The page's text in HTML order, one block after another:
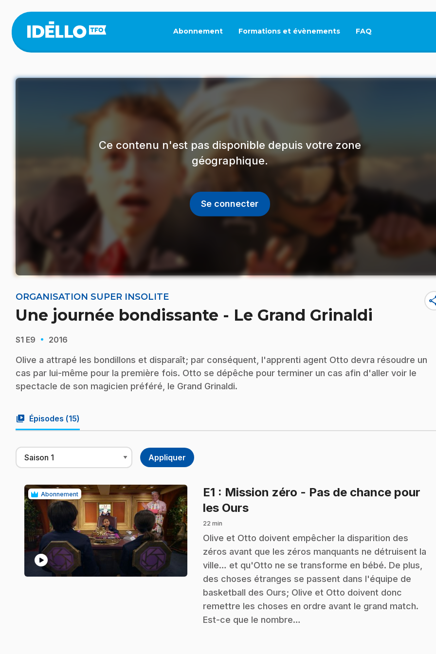
contenu
principal
Abonnement Formations et évènements FAQ
Ce lien s'ouvrira
Ce contenu n'est pas disponible depuis votre zone
géographique.
Se connecter
ORGANISATION SUPER INSOLITE
Une journée bondissante - Le Grand Grinaldi
S1 E9 · 2016
Olive a attrapé les bondillons et disparaît; par conséquent, l'apprenti agent Otto devra résoudre un
cas par lui-même pour la première fois. Otto se dépêche pour terminer un cas afin d'aller voir le
spectacle de son magicien préféré, le Grand Grinaldi.
video_library Épisodes (15)
Abonnement
play_circle
E1 : Mission zéro - Pas de chance pour
les Ours.
22 min
.Olive et Otto doivent empêcher la disparition des
zéros avant que les zéros manquants ne détruisent la
ville… et qu'Otto ne se transforme en bébé. De plus,
des choses étranges se passent dans l'équipe de
basketball des Ours; Olive et Otto doivent donc
remettre les choses en ordre avant le grand match.
Est-ce que le nombre…